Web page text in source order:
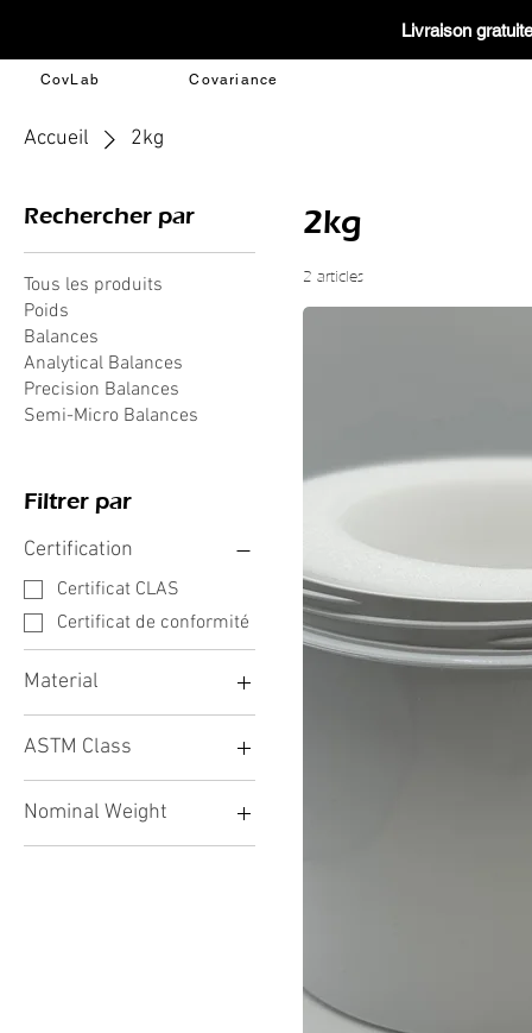
Livraison
CovLab Covariance
Accueil 2kg
Rechercher par
Tous les produits
Poids
Balances
Analytical Balances
Precision Balances
Semi-Micro Balances
Filtrer par
Certification
Certificat CLAS
Certificat de conformité
Material
Acier inoxydable 304
316L
ASTM Class
ASTM Classe 1
ASTM Classe 4
Nominal Weight
2kg
2kg
2 articles